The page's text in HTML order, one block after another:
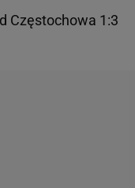
Częstochowa 1:3